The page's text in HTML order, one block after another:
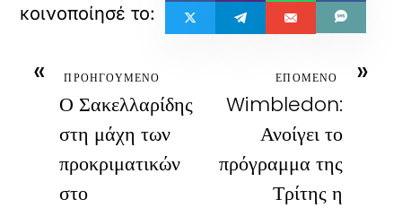
« ΠΡΟΗΓΟΥΜΕΝΟ
Ο Σακελλαρίδης
στη μάχη των
προκριματικών
στο
»
ΕΠΟΜΕΝΟ
Wimbledon:
Ανοίγει το
πρόγραμμα της
Τρίτης η